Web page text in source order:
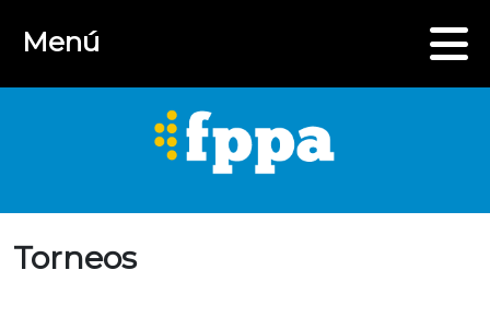
Menú
Torneos